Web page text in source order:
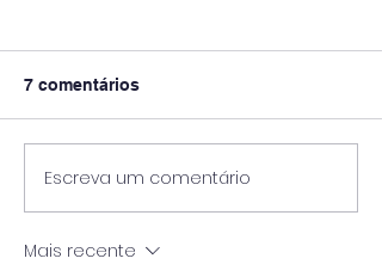
🎓 UniPinhal premia os
melhores alunos das
escolas públicas de
7 comentários
Escreva um comentário
Mais recente